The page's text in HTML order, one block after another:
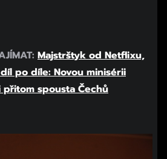
Majstrštyk od Netflixu,
po díle: Novou minisérii
spousta Čechů